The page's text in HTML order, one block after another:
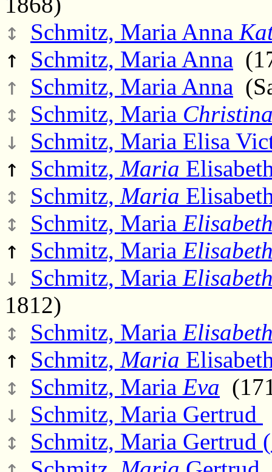
↕ Schmitz, Maria Anna
↑ Schmitz, Maria Anna
↑ Schmitz, Maria Anna
↕ Schmitz, Maria
↓ Schmitz, Maria Elisa
↑ Schmitz, Maria
↕ Schmitz, Maria
↕ Schmitz, Maria
↑ Schmitz, Maria
↓ Schmitz, Maria
1812)
↕ Schmitz, Maria
↑ Schmitz, Maria
↕ Schmitz, Maria Eva
↓ Schmitz, Maria Gertrud
↕ Schmitz, Maria Gertrud (